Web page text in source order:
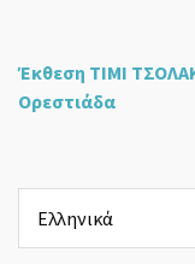
Έκθεση ΤΙΜΙ
Ορεστιάδα
μια
γλώσσα